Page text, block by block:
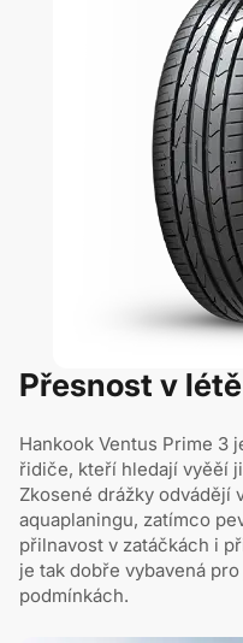
Přesnost v létě
Hankook Ventus Prime 3
řidiče, kteří hledají vyěěí
Zkosené drážky odvádějí
aquaplaningu, zatímco
přilnavost v zatáčkách i
je tak dobře vybavená
podmínkách.